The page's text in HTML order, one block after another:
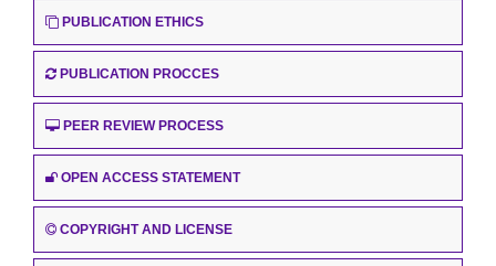
PUBLICATION ETHICS
PUBLICATION PROCCES
PEER REVIEW PROCESS
OPEN ACCESS STATEMENT
COPYRIGHT AND LICENSE